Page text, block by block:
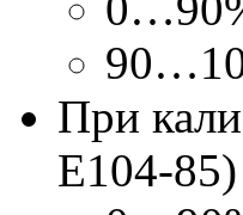
При
E104-85)